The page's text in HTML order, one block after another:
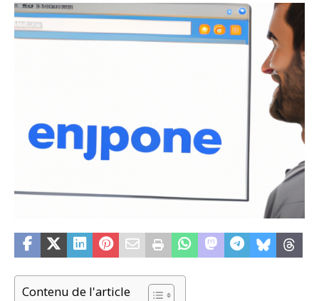
Contenu de l'article